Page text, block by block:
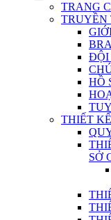
TRANG
TRUYỀN
ĐỘI
HỒ
THIẾT KẾ
SỞ